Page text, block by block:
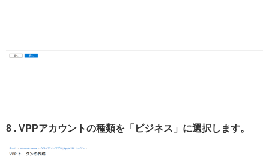
8 . VPPアカウントの種類を「ビジネス」に選択します。